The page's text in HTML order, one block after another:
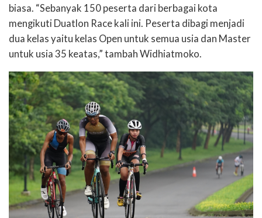
biasa. “Sebanyak 150 peserta dari berbagai kota
mengikuti Duatlon Race kali ini. Peserta dibagi menjadi
dua kelas yaitu kelas Open untuk semua usia dan Master
untuk usia 35 keatas,” tambah Widhiatmoko.